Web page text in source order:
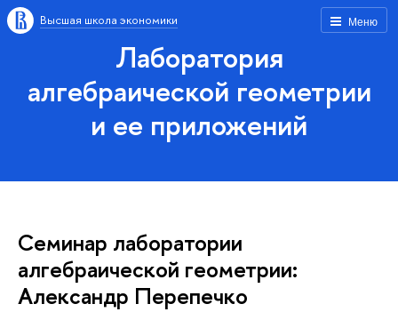
Меню
Высшая школа экономики
Лаборатория
алгебраической геометрии
и ее приложений
Семинар лаборатории
алгебраической геометрии:
Александр Перепечко